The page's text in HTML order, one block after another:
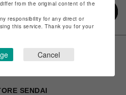
SENDAI
from the original content of the
responsibility for any direct or
this service. Thank you for your
Cancel